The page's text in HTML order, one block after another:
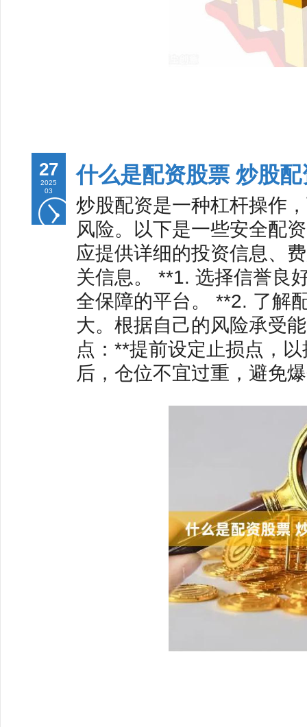
27
2025
03
什么是配资股票 炒股
炒股配资是一种杠杆操作
风险。以下是一些安全配
应提供详细的投资信息、
关信息。 **1. 选择信誉良
全保障的平台。 **2. 了解
大。根据自己的风险承受
点：**提前设定止损点，
后，仓位不宜过重，避免